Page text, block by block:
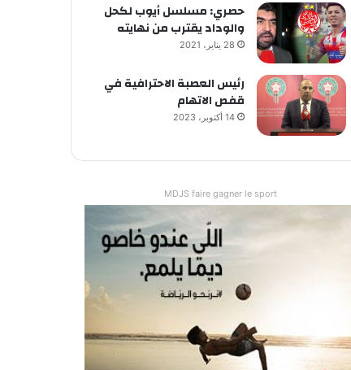
حصري: مسلسل أيوب لكحل
والوداد يقترب من نهايته
28 يناير، 2021
رئيس العصبة الاحترافية في
قفص الاتهام
14 أكتوبر، 2023
MDJS faire gagner le sport